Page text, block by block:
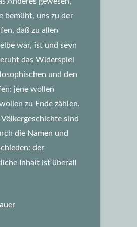
bemüht, uns zu der
daß zu allen
war, ist und seyn
das Widerspiel
und den
jene wollen
zu Ende zählen.
sind
die Namen und
der
Inhalt ist überall